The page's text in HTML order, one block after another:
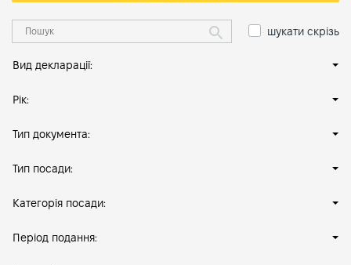
шукати скрізь
Вид декларації:
Рік:
Тип документа:
Тип посади:
Категорія посади:
Період подання: